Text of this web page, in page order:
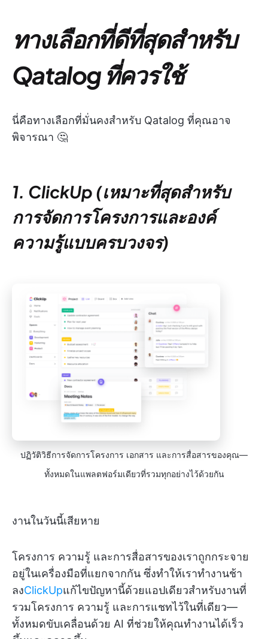
ทางเลือกที่ดีที่สุดสำหรับ
Qatalog ที่ควรใช้
นี่คือทางเลือกที่มั่นคงสำหรับ Qatalog ที่คุณอาจ
พิจารณา 🤔
1. ClickUp (เหมาะที่สุดสำหรับ
การจัดการโครงการและองค์
ความรู้แบบครบวงจร)
ปฏิวัติวิธีการจัดการโครงการ เอกสาร และการสื่อสารของคุณ—
ทั้งหมดในแพลตฟอร์มเดียวที่รวมทุกอย่างไว้ด้วยกัน
งานในวันนี้เสียหาย
โครงการ ความรู้ และการสื่อสารของเราถูกกระจาย
อยู่ในเครื่องมือที่แยกจากกัน ซึ่งทำให้เราทำงานช้า
ลงClickUpแก้ไขปัญหานี้ด้วยแอปเดียวสำหรับงานที่
รวมโครงการ ความรู้ และการแชทไว้ในที่เดียว—
ทั้งหมดขับเคลื่อนด้วย AI ที่ช่วยให้คุณทำงานได้เร็ว